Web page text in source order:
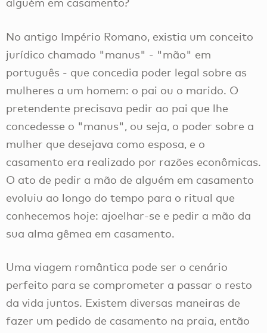
No antigo Império Romano, existia um conceito
jurídico chamado "manus" - "mão" em
português - que concedia poder legal sobre as
mulheres a um homem: o pai ou o marido. O
pretendente precisava pedir ao pai que lhe
concedesse o "manus", ou seja, o poder sobre a
mulher que desejava como esposa, e o
casamento era realizado por razões econômicas.
O ato de pedir a mão de alguém em casamento
evoluiu ao longo do tempo para o ritual que
conhecemos hoje: ajoelhar-se e pedir a mão da
sua alma gêmea em casamento.
Uma viagem romântica pode ser o cenário
perfeito para se comprometer a passar o resto
da vida juntos. Existem diversas maneiras de
fazer um pedido de casamento na praia, então